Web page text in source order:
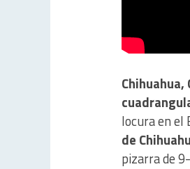
Chihuahua,
locura en el
de
pizarra de